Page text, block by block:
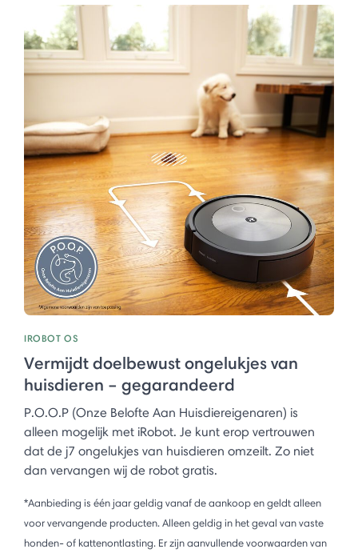
IROBOT OS
Vermijdt doelbewust ongelukjes van
huisdieren – gegarandeerd
P.O.O.P (Onze Belofte Aan Huisdiereigenaren) is
alleen mogelijk met iRobot. Je kunt erop vertrouwen
dat de j7 ongelukjes van huisdieren omzeilt. Zo niet
dan vervangen wij de robot gratis.
*Aanbieding is één jaar geldig vanaf de aankoop en geldt alleen
voor vervangende producten. Alleen geldig in het geval van vaste
honden- of kattenontlasting. Er zijn aanvullende voorwaarden van